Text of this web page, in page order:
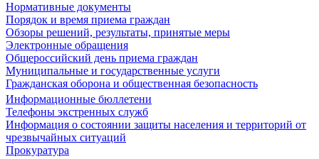
Нормативные документы
Порядок и время приема граждан
Обзоры решений, результаты, принятые меры
Электронные обращения
Общероссийский день приема граждан
Муниципальные и государственные услуги
Гражданская оборона и общественная безопасность
Информационные бюллетени
Телефоны экстренных служб
Информация о состоянии защиты населения и территорий от
чрезвычайных ситуаций
Прокуратура